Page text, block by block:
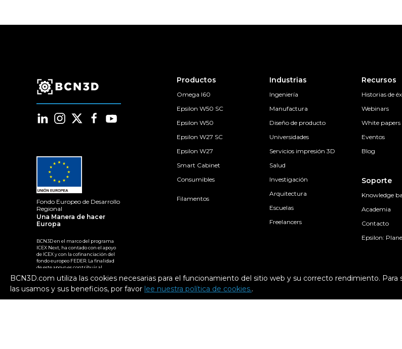
Fondo Europeo de Desarrollo
Regional
Una Manera de hacer
Europa
BCN3D en el marco del programa
ICEX Next, ha contado con el apoyo
de ICEX y con la cofinanciación del
fondo europeo FEDER. La finalidad
de este apoyo es contribuir al
empresa y de su entorno.
Productos
Omega I60
Epsilon W50 SC
Epsilon W50
Epsilon W27 SC
Epsilon W27
Smart Cabinet
Consumibles
Filamentos
Industrias
Ingeniería
Manufactura
Diseño de producto
Universidades
Servicios impresión 3D
Salud
Investigación
Arquitectura
Escuelas
Freelancers
Recursos
Historias de
Webinars
White papers
Eventos
Blog
Soporte
Knowledge
Academia
Contacto
Epsilon:
BCN3D.com utiliza las cookies necesarias para el funcionamiento del sitio web y su correcto rendimiento.
las usamos y sus beneficios, por favor lee nuestra política de cookies..